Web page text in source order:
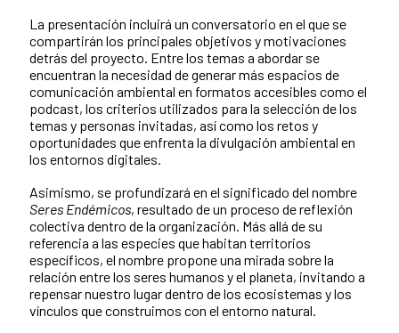
La presentación incluirá un conversatorio en el que se
compartirán los principales objetivos y motivaciones
detrás del proyecto. Entre los temas a abordar se
encuentran la necesidad de generar más espacios de
comunicación ambiental en formatos accesibles como el
podcast, los criterios utilizados para la selección de los
temas y personas invitadas, así como los retos y
oportunidades que enfrenta la divulgación ambiental en
los entornos digitales.
Asimismo, se profundizará en el significado del nombre
Seres Endémicos, resultado de un proceso de reflexión
colectiva dentro de la organización. Más allá de su
referencia a las especies que habitan territorios
específicos, el nombre propone una mirada sobre la
relación entre los seres humanos y el planeta, invitando a
repensar nuestro lugar dentro de los ecosistemas y los
vínculos que construimos con el entorno natural.